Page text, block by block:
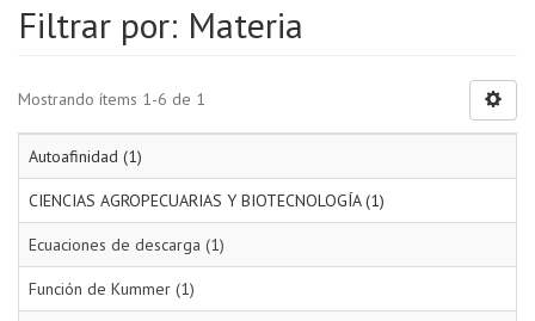
Filtrar por: Materia
Mostrando ítems 1-6 de 1
Autoafinidad (1)
CIENCIAS AGROPECUARIAS Y BIOTECNOLOGÍA (1)
Ecuaciones de descarga (1)
Función de Kummer (1)